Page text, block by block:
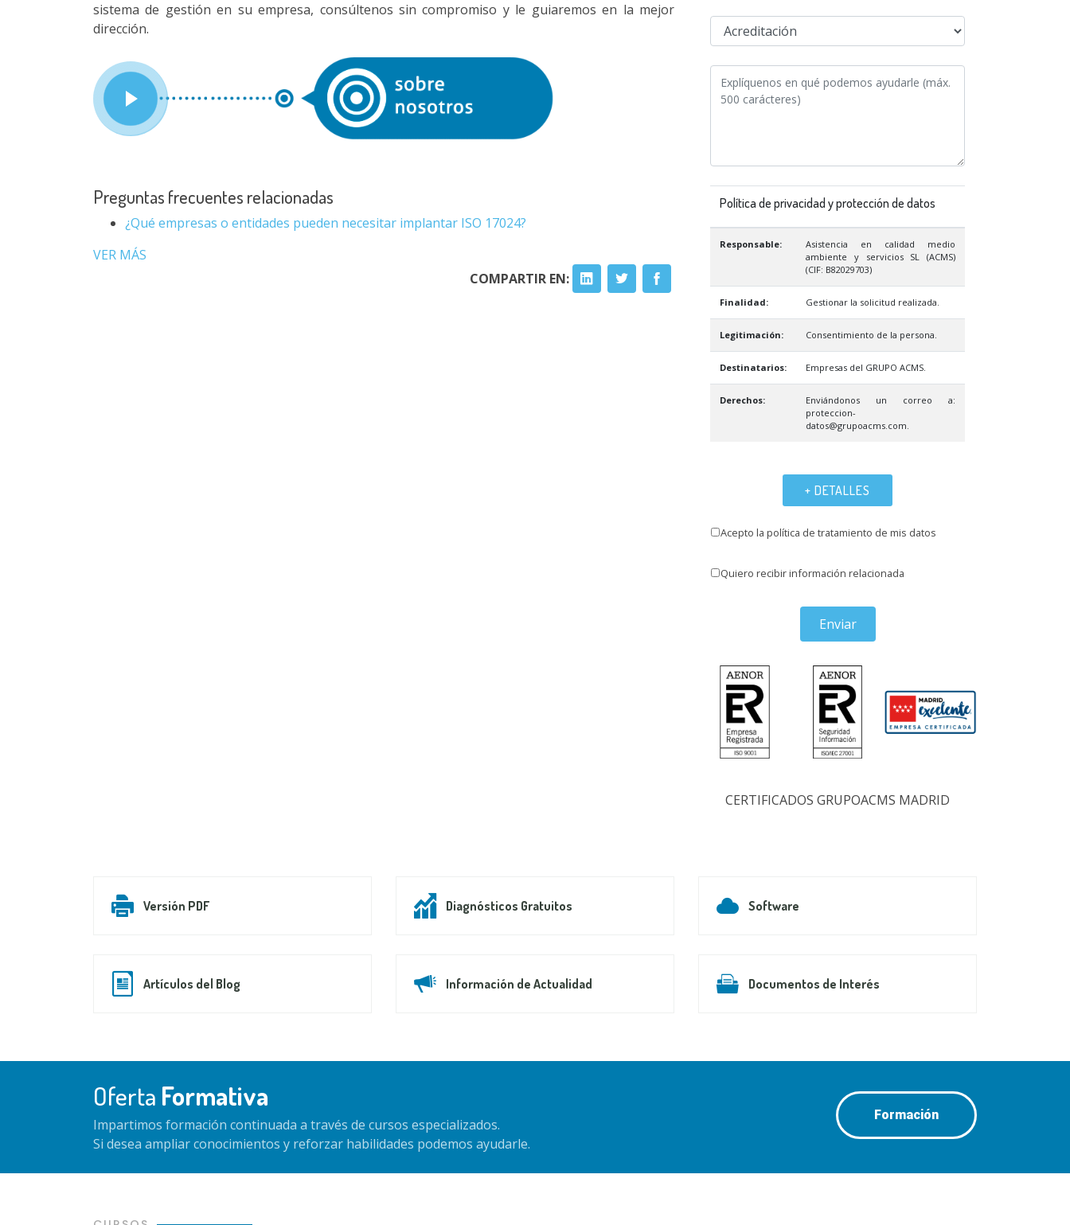
sistema de gestión en su empresa, consúltenos sin compromiso y le guiaremos en la mejor
dirección.
Preguntas frecuentes relacionadas
¿Qué empresas o entidades pueden necesitar implantar ISO 17024?
VER MÁS
COMPARTIR EN:
Política de privacidad y protección de datos
Responsable:
Asistencia en calidad medio
ambiente y servicios SL (ACMS)
(CIF: B82029703)
Finalidad: Gestionar la solicitud realizada.
Legitimación: Consentimiento de la persona.
Destinatarios: Empresas del GRUPO ACMS.
Derechos:
Enviándonos un correo a:
proteccion-
datos@grupoacms.com.
+ DETALLES
Acepto la política de tratamiento de mis datos
Quiero recibir información relacionada
Enviar
CERTIFICADOS GRUPOACMS MADRID
Versión PDF Diagnósticos Gratuitos Software
Artículos del Blog Información de Actualidad Documentos de Interés
Oferta Formativa
Impartimos formación continuada a través de cursos especializados.
Si desea ampliar conocimientos y reforzar habilidades podemos ayudarle.
Formación